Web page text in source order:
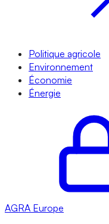
Politique agricole
Environnement
Économie
Énergie
AGRA Europe